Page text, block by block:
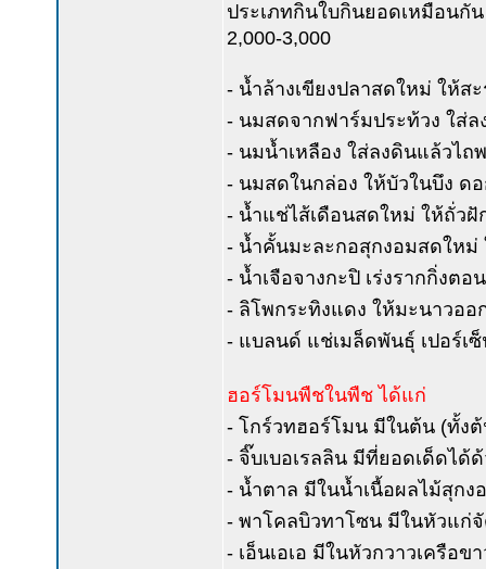
ประเภทกินใบกินยอดเหมือนกัน
2,000-3,000
- น้ำล้างเขียงปลาสดใหม่ ให้ส
- นมสดจากฟาร์มประท้วง ใส่
- นมน้ำเหลือง ใส่ลงดินแล้วไ
- นมสดในกล่อง ให้บัวในบึง ด
- น้ำแช่ไส้เดือนสดใหม่ ให้ถั่วฝั
- น้ำคั้นมะละกอสุกงอมสดใหม่
- น้ำเจือจางกะปิ เร่งรากกิ่งตอ
- ลิโพกระทิงแดง ให้มะนาวอ
- แบลนด์ แช่เมล็ดพันธุ์ เปอร์เ
ฮอร์โมนพืชในพืช ได้แก่
- โกร์วทฮอร์โมน มีในต้น (ทั้ง
- จิ๊บเบอเรลลิน มีที่ยอดเด็ดได้
- น้ำตาล มีในน้ำเนื้อผลไม้สุกง
- พาโคลบิวทาโซน มีในหัวแก่
- เอ็นเอเอ มีในหัวกวาวเครือข